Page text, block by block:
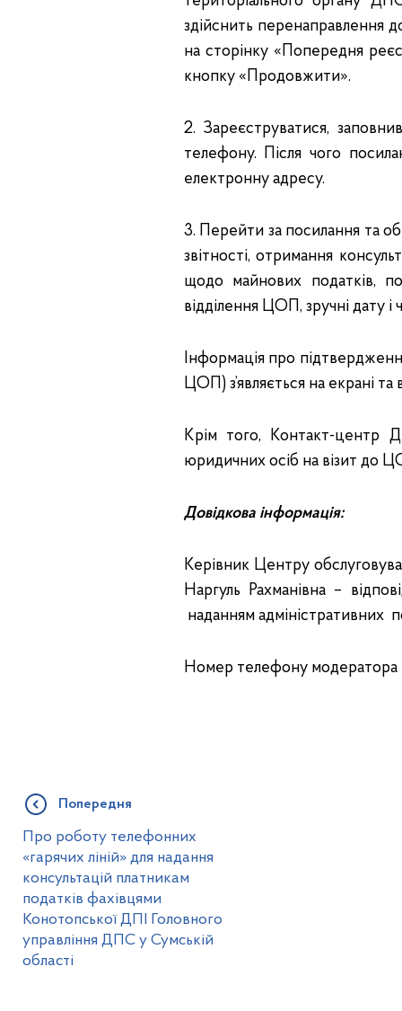
здійснить перенаправлення
на сторінку «Попередня
кнопку «Продовжити».
2. Зареєструватися,
телефону. Після чого
електронну адресу.
3. Перейти за посилання та
звітності, отримання
щодо майнових податків,
відділення ЦОП, зручні дату
Інформація про
ЦОП) з’являється на екрані
Крім того, Контакт-центр
юридичних осіб на візит до
Довідкова інформація:
Керівник Центру
Наргуль Рахманівна –
наданням адміністративних
Номер телефону
Попередня
Про роботу телефонних
«гарячих ліній» для надання
консультацій платникам
податків фахівцями
Конотопської ДПІ Головного
управління ДПС у Сумській
області